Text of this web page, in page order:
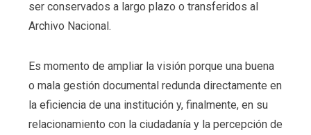
ser conservados a largo plazo o transferidos al
Archivo Nacional.
Es momento de ampliar la visión porque una buena
o mala gestión documental redunda directamente en
la eficiencia de una institución y, finalmente, en su
relacionamiento con la ciudadanía y la percepción de